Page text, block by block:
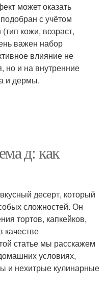
может оказать
с учётом
кожи, возраст,
важен набор
влияние не
но и на внутренние
и дермы.
д: как
десерт, который
сложностей. Он
тортов, капкейков,
статье мы расскажем
условиях,
и нехитрые кулинарные